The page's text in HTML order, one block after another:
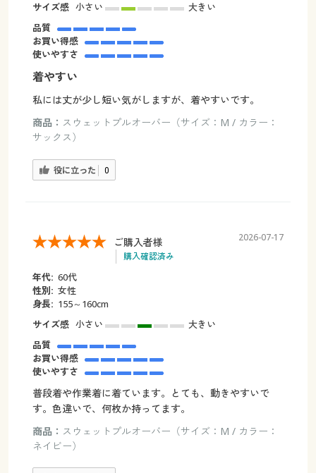
サイズ感 小さい
大きい
品質
お買い得感
使いやすさ
着やすい
私には丈が少し短い気がしますが、着やすいです。
商品： スウェットプルオーバー（サイズ：M / カラー：
サックス）
役に立った 0
ご購入者様
購入確認済み
2026-07-17
年代: 60代
性別: 女性
身長: 155～160cm
サイズ感 小さい
大きい
品質
お買い得感
使いやすさ
普段着や作業着に着ています。とても、動きやすいで
す。色違いで、何枚か持ってます。
商品： スウェットプルオーバー（サイズ：M / カラー：
ネイビー）